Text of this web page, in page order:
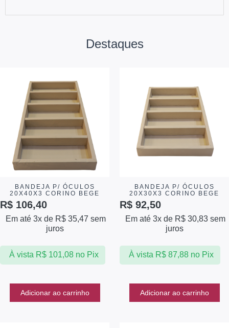
Destaques
BANDEJA P/ ÓCULOS
20X40X3 CORINO BEGE
R$ 106,40
Em até 3x de R$ 35,47 sem
juros
À vista R$101,08 no Pix
Adicionar ao carrinho
BANDEJA P/ ÓCULOS
20X30X3 CORINO BEGE
R$ 92,50
Em até 3x de R$ 30,83 sem
juros
À vista R$87,88 no Pix
Adicionar ao carrinho